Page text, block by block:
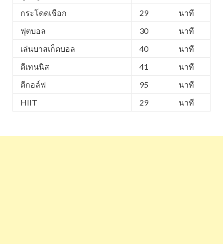
กระโดดเชือก 29
นาที
ฟุตบอล
30
นาที
เล่นบาสเก็ตบอล
40
นาที
ตีเทนนิส
41
นาที
ตีกอล์ฟ
95
นาที
HIIT
29 นาที